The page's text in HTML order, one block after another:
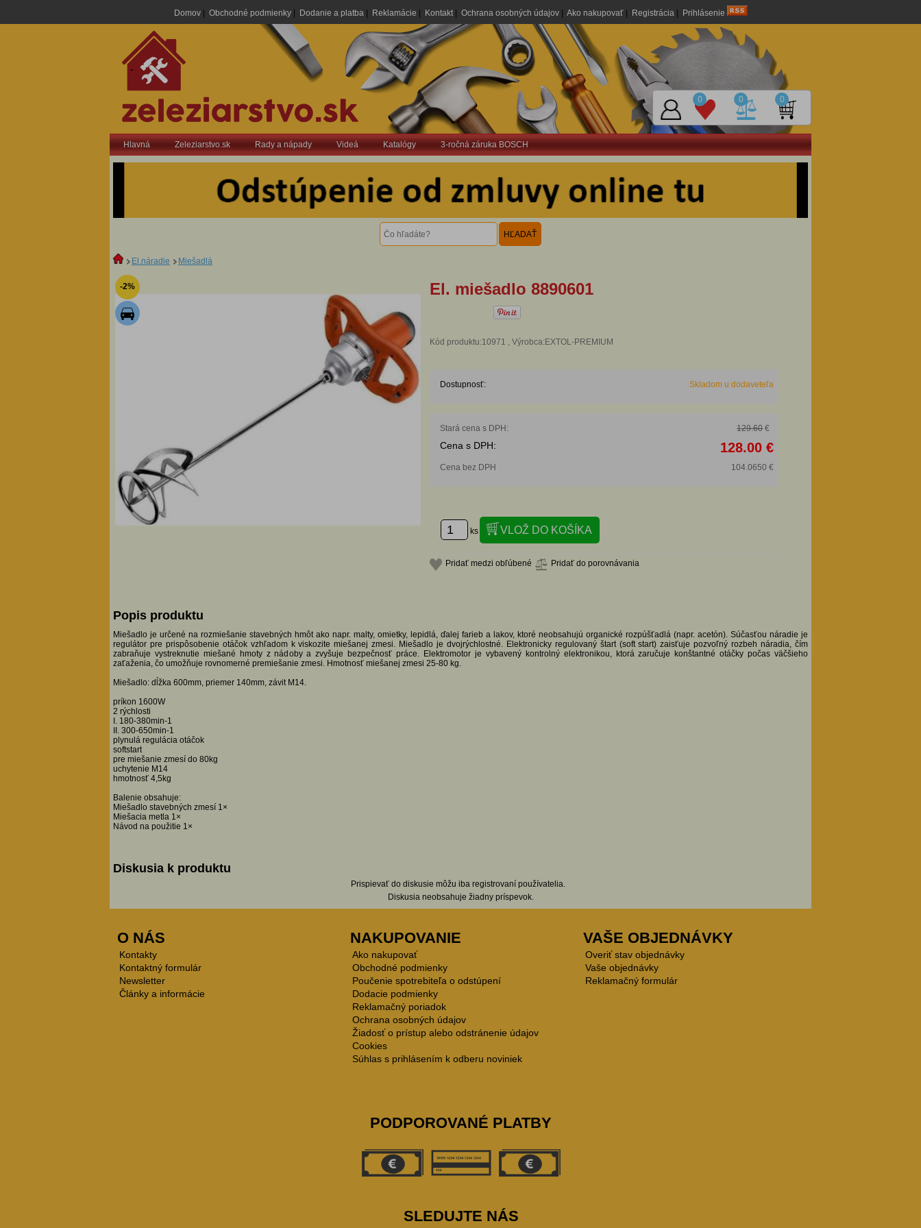
Domov| Obchodné podmienky| Dodanie a platba| Reklamácie Kontakt| Ochrana osobných údajov| Ako nakupovať| Registrácia| Prihlásenie
.
0 0 0
Hlavná Zeleziarstvo.sk Rady a nápady Videá Katalógy 3-ročná záruka BOSCH
El.náradie Miešadlá
-2% El. miešadlo 8890601
Kód produktu:10971 , Výrobca:EXTOL-PREMIUM
Dostupnosť: Skladom u dodaveteľa
Stará cena s DPH: 129.60 €
Cena s DPH: 128.00 €
Cena bez DPH 104.0650 €
ks
Pridať medzi obľúbené Pridať do porovnávania
Popis produktu
Miešadlo je určené na rozmiešanie stavebných hmôt ako napr. malty, omietky, lepidlá, ďalej farieb a lakov, ktoré neobsahujú organické rozpúšťadlá (napr. acetón). Súčasťou náradie je
regulátor pre prispôsobenie otáčok vzhľadom k viskozite miešanej zmesi. Miešadlo je dvojrýchlostné. Elektronicky regulovaný štart (soft start) zaisťuje pozvoľný rozbeh náradia, čím
zabraňuje vystreknutie miešané hmoty z nádoby a zvyšuje bezpečnosť práce. Elektromotor je vybavený kontrolný elektronikou, ktorá zaručuje konštantné otáčky počas väčšieho
zaťaženia, čo umožňuje rovnomerné premiešanie zmesi. Hmotnosť miešanej zmesi 25-80 kg.
Miešadlo: dĺžka 600mm, priemer 140mm, závit M14.
príkon 1600W
2 rýchlosti
I. 180-380min-1
II. 300-650min-1
plynulá regulácia otáčok
softstart
pre miešanie zmesí do 80kg
uchytenie M14
hmotnosť 4,5kg
Balenie obsahuje:
Miešadlo stavebných zmesí 1×
Miešacia metla 1×
Návod na použitie 1×
Diskusia k produktu
Prispievať do diskusie môžu iba registrovaní používatelia.
Diskusia neobsahuje žiadny príspevok.
O NÁS
Kontakty
Kontaktný formulár
Newsletter
Články a informácie
NAKUPOVANIE
Ako nakupovať
Obchodné podmienky
Poučenie spotrebiteľa o odstúpení
Dodacie podmienky
Reklamačný poriadok
Ochrana osobných údajov
Žiadosť o prístup alebo odstránenie údajov
Cookies
Súhlas s prihlásením k odberu noviniek
VAŠE OBJEDNÁVKY
Overiť stav objednávky
Vaše objednávky
Reklamačný formulár
PODPOROVANÉ PLATBY
SLEDUJTE NÁS